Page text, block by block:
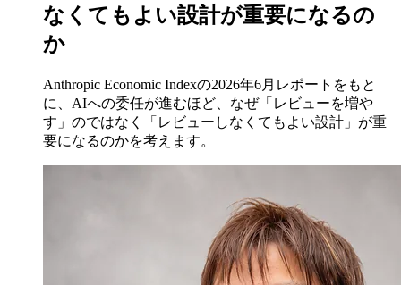
なくてもよい設計が重要になるの
か
Anthropic Economic Indexの2026年6月レポートをもと
に、AIへの委任が進むほど、なぜ「レビューを増や
す」のではなく「レビューしなくてもよい設計」が重
要になるのかを考えます。